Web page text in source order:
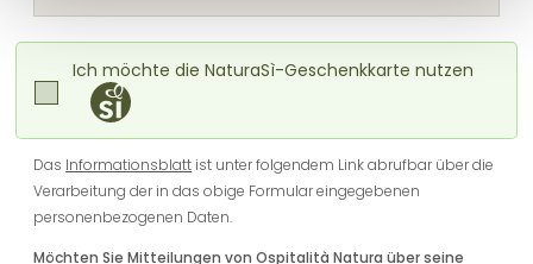
Ich möchte die NaturaSì-Geschenkkarte nutzen
Das Informationsblatt ist unter folgendem Link abrufbar über die
Verarbeitung der in das obige Formular eingegebenen
personenbezogenen Daten.
Möchten Sie Mitteilungen von Ospitalità Natura über seine